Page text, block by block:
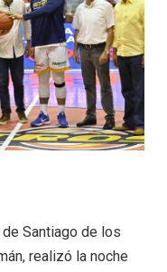
Santiago de los
realizó la noche